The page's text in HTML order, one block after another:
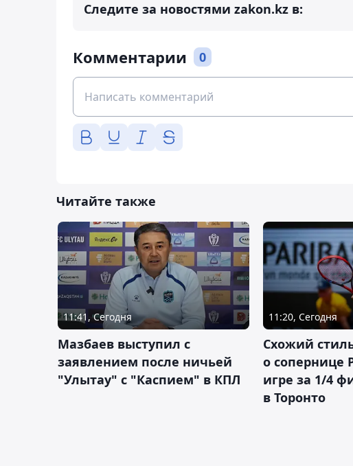
Следите за новостями zakon.kz в:
Комментарии 0
Читайте также
11:41, Сегодня
Мазбаев выступил с
заявлением после ничьей
"Улытау" с "Каспием" в КПЛ
11:20, Сегодня
Схожий
о сопернице
игре за 1/4
в Торонто